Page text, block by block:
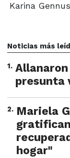
Karina
Noticias más
1.
presunta
2. Mariela
hogar"